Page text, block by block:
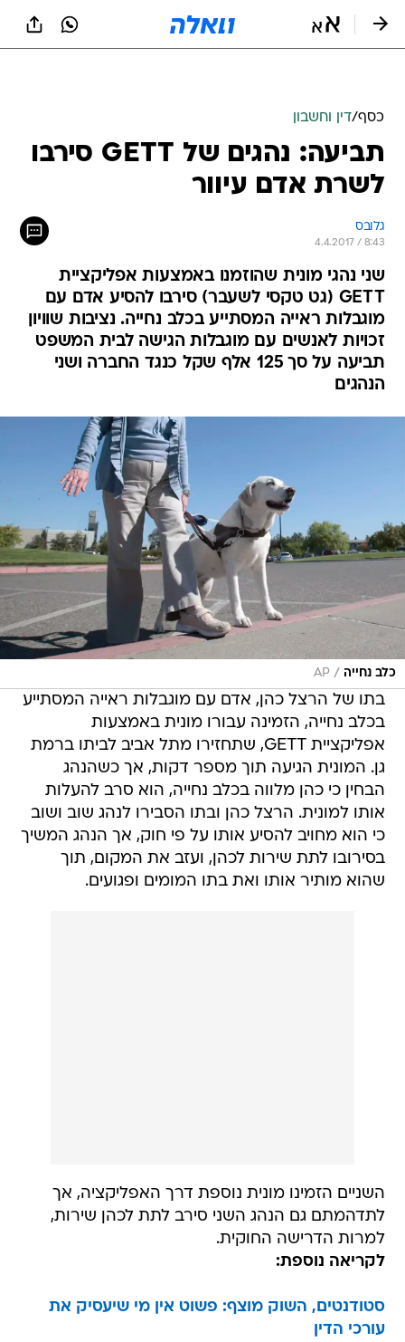
כסף/דין וחשבון
תביעה: נהגים של GETT סירבו
לשרת אדם עיוור
גלובס
4.4.2017 / 8:43
שני נהגי מונית שהוזמנו באמצעות אפליקציית
GETT (גט טקסי לשעבר) סירבו להסיע אדם עם
מוגבלות ראייה המסתייע בכלב נחייה. נציבות שוויון
זכויות לאנשים עם מוגבלות הגישה לבית המשפט
תביעה על סך 125 אלף שקל כנגד החברה ושני
הנהגים
כלב נחייה /
AP
בתו של הרצל כהן, אדם עם מוגבלות ראייה המסתייע
בכלב נחייה, הזמינה עבורו מונית באמצעות
אפליקציית GETT, שתחזירו מתל אביב לביתו ברמת
גן. המונית הגיעה תוך מספר דקות, אך כשהנהג
הבחין כי כהן מלווה בכלב נחייה, הוא סרב להעלות
אותו למונית. הרצל כהן ובתו הסבירו לנהג שוב ושוב
כי הוא מחויב להסיע אותו על פי חוק, אך הנהג המשיך
בסירובו לתת שירות לכהן, ועזב את המקום, תוך
שהוא מותיר אותו ואת בתו המומים ופגועים.
השניים הזמינו מונית נוספת דרך האפליקציה, אך
לתדהמתם גם הנהג השני סירב לתת לכהן שירות,
למרות הדרישה החוקית.
לקריאה נוספת:
סטודנטים, השוק מוצף: פשוט אין מי שיעסיק את
עורכי הדין